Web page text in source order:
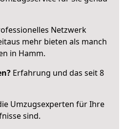
Netzwerk
mehr bieten als manch
in Hamm.
Erfahrung und das seit 8
Umzugsexperten für Ihre
sind.